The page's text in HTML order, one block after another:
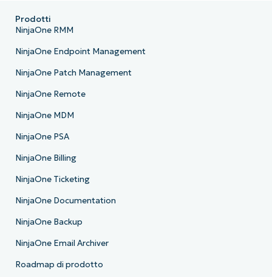
Prodotti
NinjaOne RMM
NinjaOne Endpoint Management
NinjaOne Patch Management
NinjaOne Remote
NinjaOne MDM
NinjaOne PSA
NinjaOne Billing
NinjaOne Ticketing
NinjaOne Documentation
NinjaOne Backup
NinjaOne Email Archiver
Roadmap di prodotto